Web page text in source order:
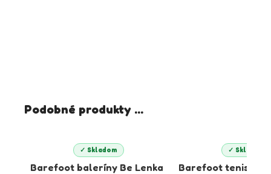
Podobné produkty ...
✓ Skladom
Barefoot baleríny Be Lenka
✓ Skladom
Barefoot tenisky